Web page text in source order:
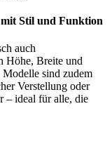
mit Stil und Funktion
auch
Höhe, Breite und
sind zudem
Verstellung oder
– ideal für alle, die